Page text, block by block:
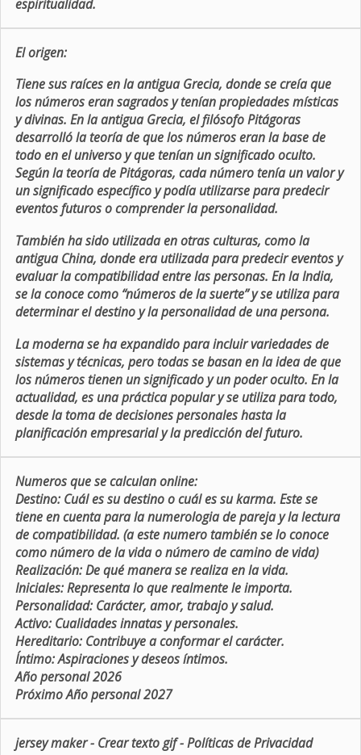
espiritualidad.
El origen:
Tiene sus raíces en la antigua Grecia, donde se creía que
los números eran sagrados y tenían propiedades místicas
y divinas. En la antigua Grecia, el filósofo Pitágoras
desarrolló la teoría de que los números eran la base de
todo en el universo y que tenían un significado oculto.
Según la teoría de Pitágoras, cada número tenía un valor y
un significado específico y podía utilizarse para predecir
eventos futuros o comprender la personalidad.
También ha sido utilizada en otras culturas, como la
antigua China, donde era utilizada para predecir eventos y
evaluar la compatibilidad entre las personas. En la India,
se la conoce como “números de la suerte” y se utiliza para
determinar el destino y la personalidad de una persona.
La moderna se ha expandido para incluir variedades de
sistemas y técnicas, pero todas se basan en la idea de que
los números tienen un significado y un poder oculto. En la
actualidad, es una práctica popular y se utiliza para todo,
desde la toma de decisiones personales hasta la
planificación empresarial y la predicción del futuro.
Numeros que se calculan online:
Destino: Cuál es su destino o cuál es su karma. Este se
tiene en cuenta para la numerologia de pareja y la lectura
de compatibilidad. (a este numero también se lo conoce
como número de la vida o número de camino de vida)
Realización:De qué manera se realiza en la vida.
Iniciales:Representa lo que realmente le importa.
Personalidad:Carácter, amor, trabajo y salud.
Activo:Cualidades innatas y personales.
Hereditario:Contribuye a conformar el carácter.
Íntimo:Aspiraciones y deseos íntimos.
Año personal 2026
Próximo Año personal 2027
jersey maker- Crear texto gif-Políticas de Privacidad